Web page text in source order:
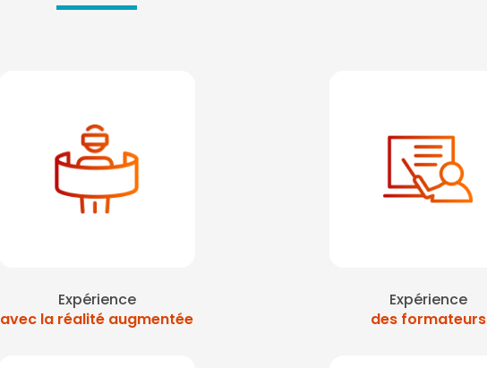
Expérience
avec la réalité augmentée
Expérience
des formateurs